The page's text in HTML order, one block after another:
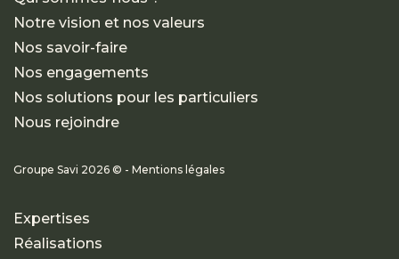
Notre vision et nos valeurs
Nos savoir-faire
Nos engagements
Nos solutions pour les particuliers
Nous rejoindre
Groupe Savi 2026 © - Mentions légales
Expertises
Réalisations